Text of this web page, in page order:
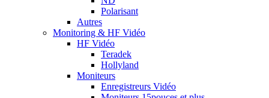
Polarisant
Autres
Monitoring & HF Vidéo
HF Vidéo
Teradek
Hollyland
Moniteurs
Enregistreurs Vidéo